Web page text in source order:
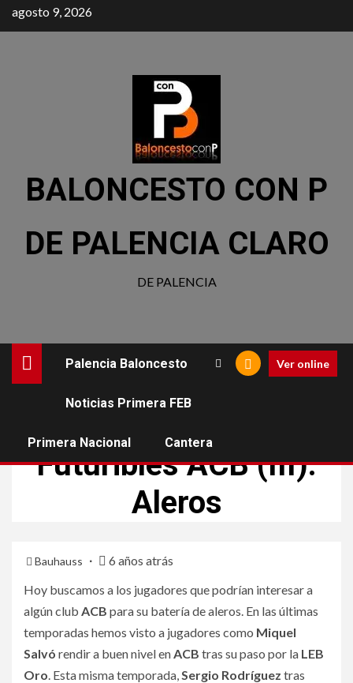
agosto 9, 2026
BALONCESTO CON P
DE PALENCIA CLARO
DE PALENCIA
Palencia Baloncesto
Noticias Primera FEB
Primera Nacional Cantera
Ver online
Futuribles ACB (III):
Aleros
Bauhauss
6 años atrás
Hoy buscamos a los jugadores que podrían interesar a
algún club ACB para su batería de aleros. En las últimas
temporadas hemos visto a jugadores como Miquel
Salvó rendir a buen nivel enACB tras su paso por la LEB
Oro. Esta misma temporada,Sergio Rodríguez tras